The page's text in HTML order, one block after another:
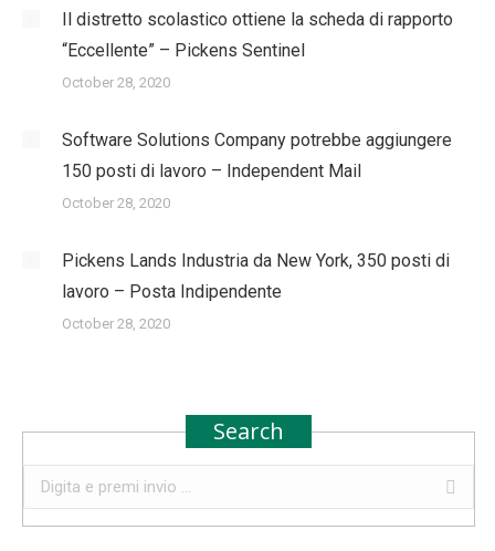
Il distretto scolastico ottiene la scheda di rapporto
“Eccellente” – Pickens Sentinel
October 28, 2020
Software Solutions Company potrebbe aggiungere
150 posti di lavoro – Independent Mail
October 28, 2020
Pickens Lands Industria da New York, 350 posti di
lavoro – Posta Indipendente
October 28, 2020
Search
Search: